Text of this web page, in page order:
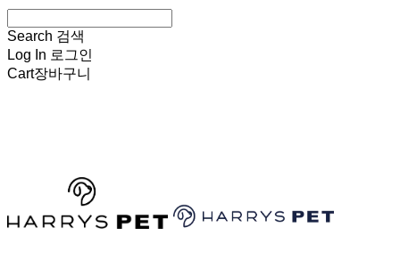
Search 검색
Log In 로그인
Cart장바구니